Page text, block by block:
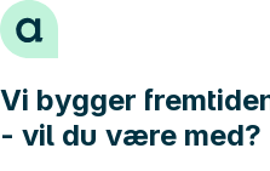
Hopp til innhold
Vi bygger
- vil du være med?